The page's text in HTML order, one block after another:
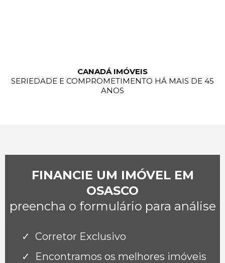
CANADÁ IMÓVEIS
SERIEDADE E COMPROMETIMENTO HÁ MAIS DE 45
ANOS
FINANCIE UM IMÓVEL EM
OSASCO
preencha o formulário para análise
Corretor Exclusivo
Encontramos os melhores imóveis